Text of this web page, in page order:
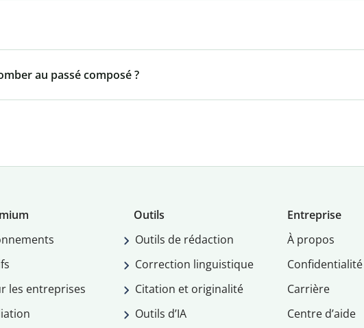
au passé composé ?
les entreprises
Outils
Outils de rédaction
Correction linguistique
Citation et originalité
Outils d’IA
Entreprise
À propos
Confidentialité
Carrière
Centre d’aide